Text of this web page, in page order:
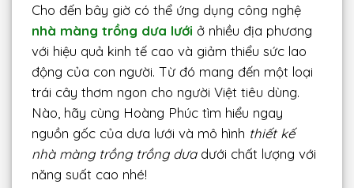
Cho đến bây giờ có thể ứng dụng công nghệ
nhà màng trồng dưa lưới ở nhiều địa phương
với hiệu quả kinh tế cao và giảm thiểu sức lao
động của con người. Từ đó mang đến một loại
trái cây thơm ngon cho người Việt tiêu dùng.
Nào, hãy cùng Hoàng Phúc tìm hiểu ngay
nguồn gốc của dưa lưới và mô hình thiết kế
nhà màng trồng trồng dưadưới chất lượng với
năng suất cao nhé!